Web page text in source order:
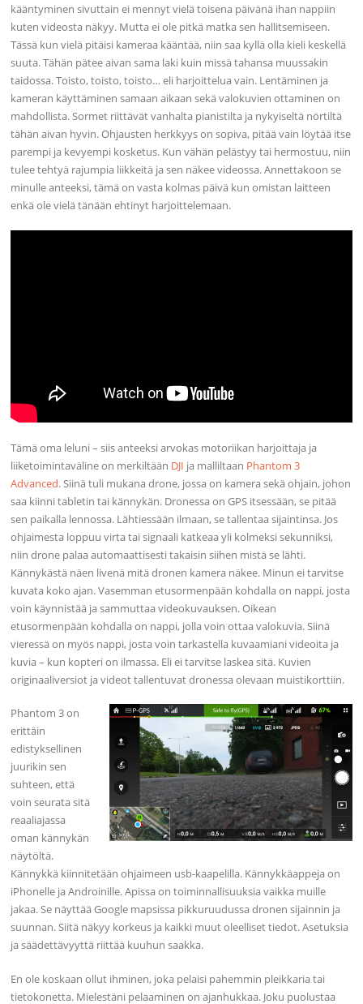
kääntyminen sivuttain ei mennyt vielä toisena päivänä ihan nappiin
kuten videosta näkyy. Mutta ei ole pitkä matka sen hallitsemiseen.
Tässä kun vielä pitäisi kameraa kääntää, niin saa kyllä olla kieli keskellä
suuta. Tähän pätee aivan sama laki kuin missä tahansa muussakin
taidossa. Toisto, toisto, toisto… eli harjoittelua vain. Lentäminen ja
kameran käyttäminen samaan aikaan sekä valokuvien ottaminen on
mahdollista. Sormet riittävät vanhalta pianistilta ja nykyiseltä nörtiltä
tähän aivan hyvin. Ohjausten herkkyys on sopiva, pitää vain löytää itse
parempi ja kevyempi kosketus. Kun vähän pelästyy tai hermostuu, niin
tulee tehtyä rajumpia liikkeitä ja sen näkee videossa. Annettakoon se
minulle anteeksi, tämä on vasta kolmas päivä kun omistan laitteen
enkä ole vielä tänään ehtinyt harjoittelemaan.
Tämä oma leluni – siis anteeksi arvokas motoriikan harjoittaja ja
liiketoimintaväline on merkiltään DJI ja malliltaan Phantom 3
Advanced. Siinä tuli mukana drone, jossa on kamera sekä ohjain, johon
saa kiinni tabletin tai kännykän. Dronessa on GPS itsessään, se pitää
sen paikalla lennossa. Lähtiessään ilmaan, se tallentaa sijaintinsa. Jos
ohjaimesta loppuu virta tai signaali katkeaa yli kolmeksi sekunniksi,
niin drone palaa automaattisesti takaisin siihen mistä se lähti.
Kännykästä näen livenä mitä dronen kamera näkee. Minun ei tarvitse
kuvata koko ajan. Vasemman etusormenpään kohdalla on nappi, josta
voin käynnistää ja sammuttaa videokuvauksen. Oikean
etusormenpään kohdalla on nappi, jolla voin ottaa valokuvia. Siinä
vieressä on myös nappi, josta voin tarkastella kuvaamiani videoita ja
kuvia – kun kopteri on ilmassa. Eli ei tarvitse laskea sitä. Kuvien
originaaliversiot ja videot tallentuvat dronessa olevaan muistikorttiin.
Phantom 3 on
erittäin
edistyksellinen
juurikin sen
suhteen, että
voin seurata sitä
reaaliajassa
oman kännykän
näytöltä.
Kännykkä kiinnitetään ohjaimeen usb-kaapelilla. Kännykkäappeja on
iPhonelle ja Androinille. Apissa on toiminnallisuuksia vaikka muille
jakaa. Se näyttää Google mapsissa pikkuruudussa dronen sijainnin ja
suunnan. Siitä näkyy korkeus ja kaikki muut oleelliset tiedot. Asetuksia
ja säädettävyyttä riittää kuuhun saakka.
En ole koskaan ollut ihminen, joka pelaisi pahemmin pleikkaria tai
tietokonetta. Mielestäni pelaaminen on ajanhukkaa. Joku puolustaa